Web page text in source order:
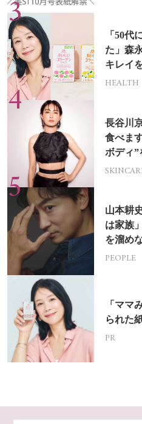
「50代
た」森
キレイ
HEALTH
長谷川
食べま
ボディ”
山本耕
は家族
を溜め
PEOPLE
「ママ
られた
PR